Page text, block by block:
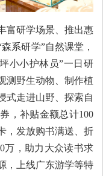
富研学场景、推出惠
系研学”自然课堂，
小小护林员”一日研
测野生动物、制作植
式走进山野、探索自
，补贴金额总计100
，发放购书满送、折
万，助力大众读书求
，上线广东游学等特